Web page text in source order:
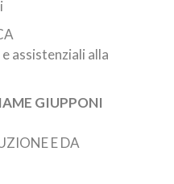
assistenziali alla
GIUPPONI
E DA